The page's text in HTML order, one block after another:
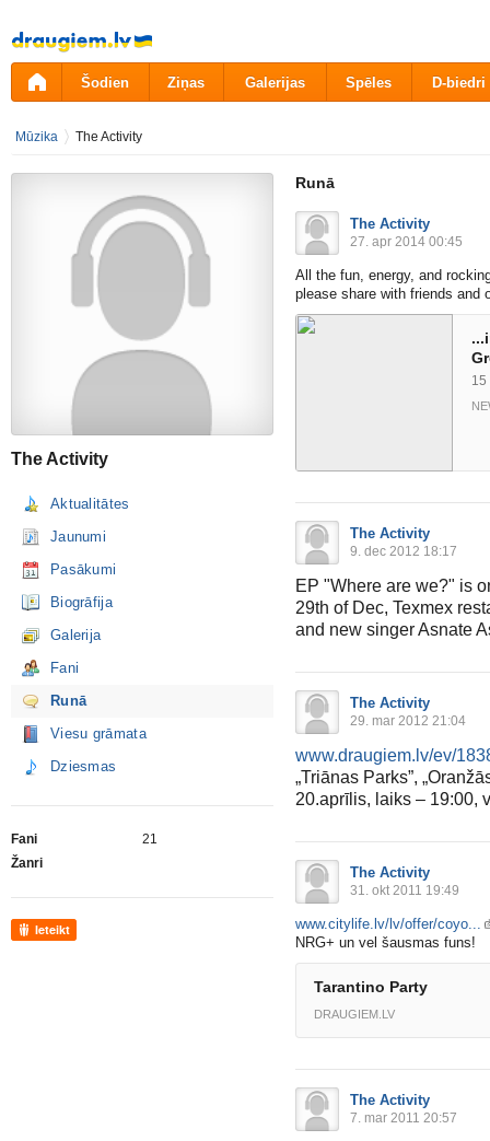
Pāriet
uz
saturu
Šodien Ziņas Galerijas Spēles D-biedri
Mūzika The Activity
The Activity
Aktualitātes
Jaunumi
Pasākumi
Biogrāfija
Galerija
Fani
Runā
Viesu grāmata
Dziesmas
Fani
21
Žanri
Ieteikt
Runā
The Activity
27. apr 2014 00:45
All the fun, energy, and
please share with friends and
15
The Activity
9. dec 2012 18:17
EP "Where are we?" is
29th of Dec, Texmex
and new singer Asnate
The Activity
29. mar 2012 21:04
www.draugiem.lv/ev/
„Triānas Parks”,
20.aprīlis, laiks – 19:00,
The Activity
31. okt 2011 19:49
www.citylife.lv/lv/offer/coyo...
NRG+ un vel šausmas funs!
Tarantino Party
DRAUGIEM.LV
The Activity
7. mar 2011 20:57